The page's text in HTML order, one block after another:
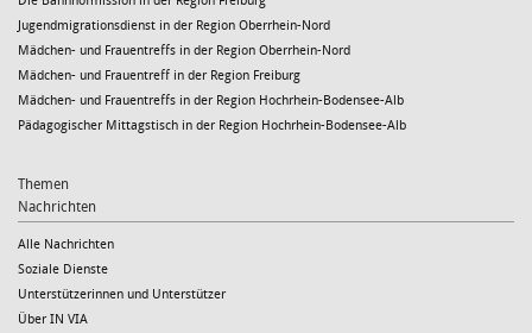
Jugendmigrationsdienst in der Region Oberrhein-Nord
Mädchen- und Frauentreffs in der Region Oberrhein-Nord
Mädchen- und Frauentreff in der Region Freiburg
Mädchen- und Frauentreffs in der Region Hochrhein-Bodensee-Alb
Pädagogischer Mittagstisch in der Region Hochrhein-Bodensee-Alb
Themen
Nachrichten
Alle Nachrichten
Soziale Dienste
Unterstützerinnen und Unterstützer
Über IN VIA